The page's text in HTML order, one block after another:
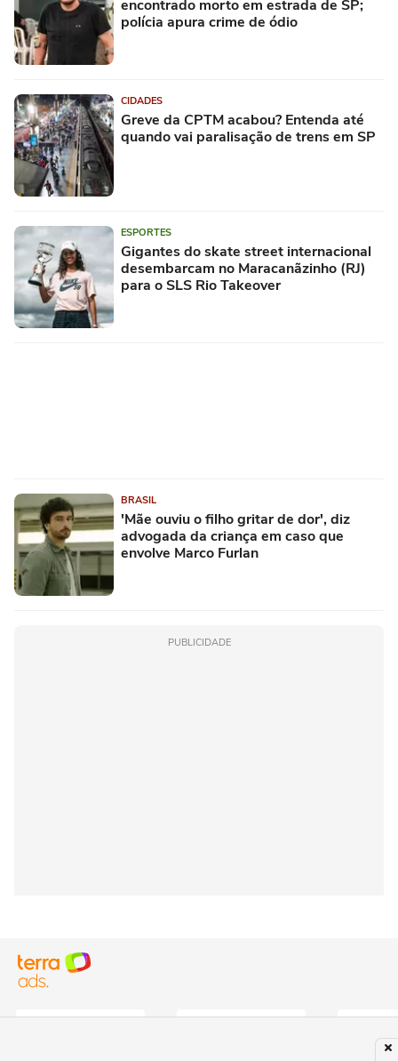
encontrado morto em estrada de SP;
polícia apura crime de ódio
CIDADES
Greve da CPTM acabou? Entenda até
quando vai paralisação de trens em SP
ESPORTES
Gigantes do skate street internacional
desembarcam no Maracanãzinho (RJ)
para o SLS Rio Takeover
BRASIL
'Mãe ouviu o filho gritar de dor', diz
advogada da criança em caso que
envolve Marco Furlan
PUBLICIDADE